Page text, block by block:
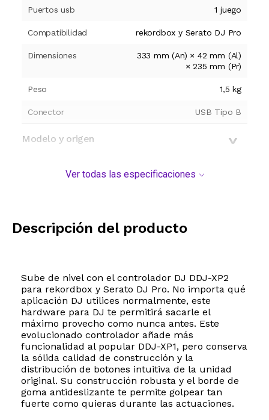
Puertos usb 1 juego
Compatibilidad rekordbox y Serato DJ Pro
Dimensiones
333 mm (An) × 42 mm (Al)
× 235 mm (Pr)
Peso 1,5 kg
Conector USB Tipo B
Modelo y origen
Ver todas las especificaciones
Descripción del producto
Sube de nivel con el controlador DJ DDJ-XP2
para rekordbox y Serato DJ Pro. No importa qué
aplicación DJ utilices normalmente, este
hardware para DJ te permitirá sacarle el
máximo provecho como nunca antes. Este
evolucionado controlador añade más
funcionalidad al popular DDJ-XP1, pero conserva
la sólida calidad de construcción y la
distribución de botones intuitiva de la unidad
original. Su construcción robusta y el borde de
goma antideslizante te permite golpear tan
fuerte como quieras durante las actuaciones.